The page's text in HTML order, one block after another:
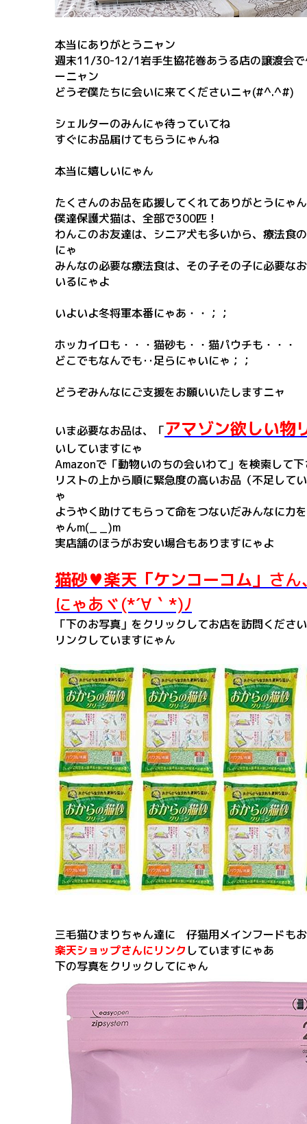
本当にありがとうニャン
週末11/30-12/1岩手生協花巻あうる店の譲渡会で
ーニャン
どうぞ僕たちに会いに来てくださいニャ(#^.^#)
シェルターのみんにゃ待っていてね
すぐにお品届けてもらうにゃんね
本当に嬉しいにゃん
たくさんのお品を応援してくれてありがとうにゃん
僕達保護犬猫は、全部で300匹！
わんこのお友達は、シニア犬も多いから、療法食
にゃ
みんなの必要な療法食は、その子その子に必要な
いるにゃよ
いよいよ冬将軍本番にゃあ・・；；
ホッカイロも・・・猫砂も・・猫パウチも・・・
どこでもなんでも‥足らにゃいにゃ；；
どうぞみんなにご支援をお願いいたしますニャ
いま必要なお品は、「アマゾン欲しい物
いしていますにゃ
Amazonで「動物いのちの会いわて」を検索して
リストの上から順に緊急度の高いお品（不足して
ゃ
ようやく助けてもらって命をつないだみんなに力
ゃんm(_ _)m
実店舗のほうがお安い場合もありますにゃよ
猫砂♥楽天「ケンコーコム」 さん
にゃあヾ(*´∀｀*)ﾉ
「下のお写真」をクリックしてお店を訪問くださ
リンクしていますにゃん
三毛猫ひまりちゃん達に 仔猫用メインフードも
楽天ショップさんにリンク していますにゃあ
下の写真をクリックしてにゃん